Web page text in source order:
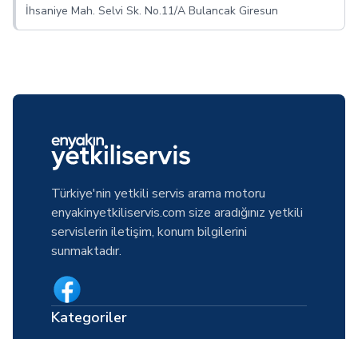
İhsaniye Mah. Selvi Sk. No.11/A Bulancak Giresun
Türkiye'nin yetkili servis arama motoru
enyakinyetkiliservis.com size aradığınız yetkili
servislerin iletişim, konum bilgilerini
sunmaktadır.
Kategoriler